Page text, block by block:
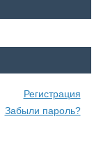
Регистрация
Забыли пароль?